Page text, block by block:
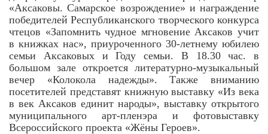
«Аксаковы. Самарское возрождение» и награждение
победителей Республиканского творческого конкурса
чтецов «Запомнить чудное мгновение Аксаков учит
в книжках нас», приуроченного 30-летнему юбилею
семьи Аксаковых и Году семьи. В 18.30 час. в
большом зале откроется литературно-музыкальный
вечер «Колокола надежды». Также вниманию
посетителей представят книжную выставку «Из века
в век Аксаков единит народы», выставку открытого
муниципального арт-пленэра и фотовыставку
Всероссийского проекта «Жёны Героев».